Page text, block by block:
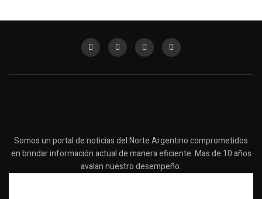
Somos un portal de noticias del Norte Argentino comprometidos
en brindar información actual de manera eficiente. Mas de 10 años
avalan nuestro desempeño.